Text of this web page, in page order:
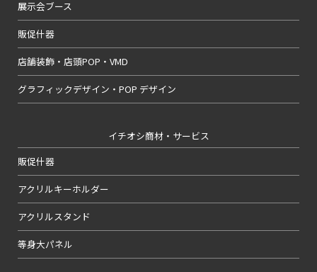
展示会ブース
販促什器
店舗装飾・店頭POP・VMD
グラフィックデザイン・POP デザイン
イチオシ商材・サービス
販促什器
アクリルキーホルダー
アクリルスタンド
等身大パネル